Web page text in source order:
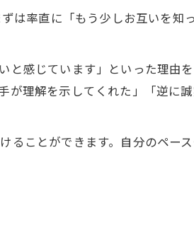
応
は率直に「もう少しお互いを知
と感じています」といった理由
理解を示してくれた」「逆に誠
ることができます。自分のペー